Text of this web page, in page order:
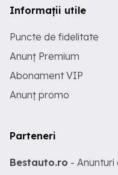
Informații utile
Puncte de fidelitate
Anunț Premium
Abonament VIP
Anunț promo
Parteneri
Bestauto.ro -